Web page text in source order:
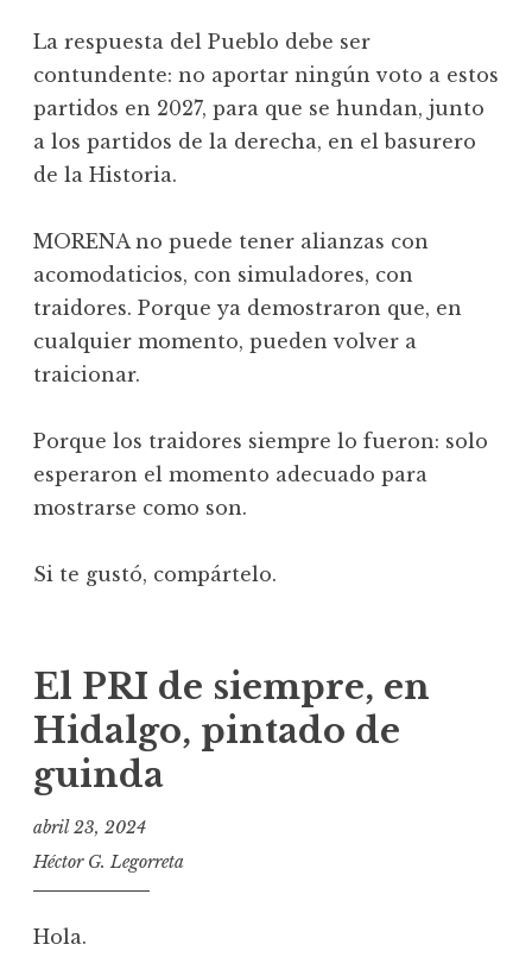
La respuesta del Pueblo debe ser
contundente: no aportar ningún voto a estos
partidos en 2027, para que se hundan, junto
a los partidos de la derecha, en el basurero
de la Historia.
MORENA no puede tener alianzas con
acomodaticios, con simuladores, con
traidores. Porque ya demostraron que, en
cualquier momento, pueden volver a
traicionar.
Porque los traidores siempre lo fueron: solo
esperaron el momento adecuado para
mostrarse como son.
Si te gustó, compártelo.
El PRI de siempre, en
Hidalgo, pintado de
guinda
abril 23, 2024
Héctor G. Legorreta
Hola.